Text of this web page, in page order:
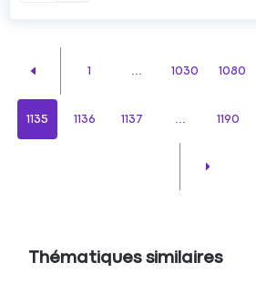
1 ... 1030 1080
1135 1136 1137 1190
Thématiques similaires